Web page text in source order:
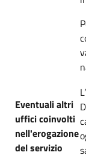
Eventuali altri
uffici coinvolti
nell'erogazione
del servizio